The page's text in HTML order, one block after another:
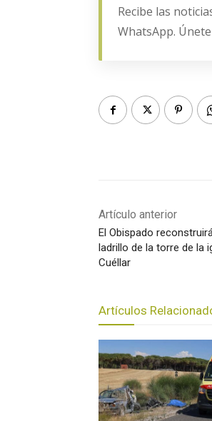
Recibe las
WhatsApp.
Artículo anterior
El Obispado
ladrillo de la torre de la
Cuéllar
Artículos